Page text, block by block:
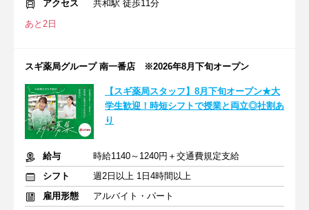
アクセス
共和駅 徒歩11分
あと2日
スギ薬局グループ 南一番店 ※2026年8月下旬オープン
【スギ薬局スタッフ】8月下旬オープン★大
学生歓迎！時短シフトで授業と両立◎社割あ
り
給与
時給1140～1240円＋交通費規定支給
シフト
週2日以上 1日4時間以上
雇用形態
アルバイト・パート